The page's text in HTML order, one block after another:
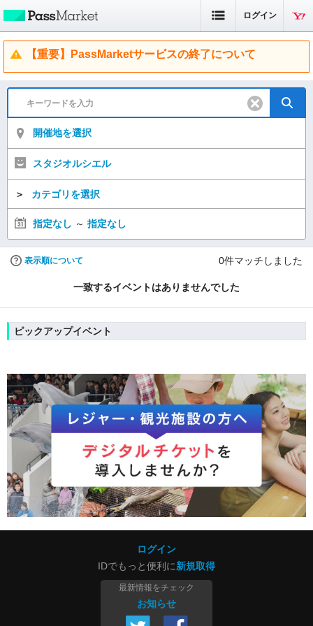
ログイン
【重要】PassMarketサービスの終了について
開催地を選択
スタジオルシエル
＞ カテゴリを選択
指定なし ～ 指定なし
表示順について 0件マッチしました
一致するイベントはありませんでした
ピックアップイベント
ログイン
IDでもっと便利に新規取得
最新情報をチェック
お知らせ